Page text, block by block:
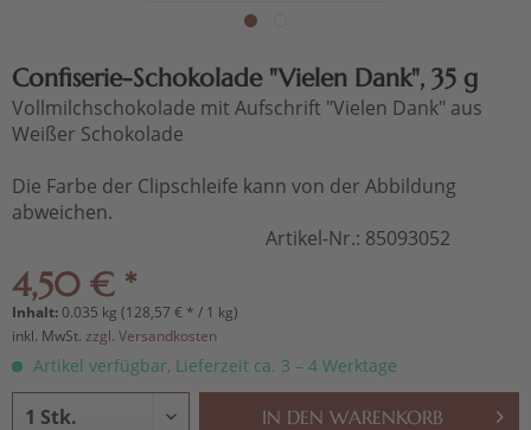
Confiserie-Schokolade "Vielen Dank", 35 g
Vollmilchschokolade mit Aufschrift "Vielen Dank" aus
Weißer Schokolade
Die Farbe der Clipschleife kann von der Abbildung
abweichen.
Artikel-Nr.: 85093052
4,50 € *
Inhalt:0.035 kg (128,57 € * / 1 kg)
inkl. MwSt. zzgl. Versandkosten
Artikel verfügbar, Lieferzeit ca. 3 – 4 Werktage
IN DEN WARENKORB